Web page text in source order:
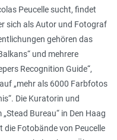
Peucelle sucht, findet
sich als Autor und Fotograf
gehören das
und mehrere
Recognition Guide“,
„mehr als 6000 Farbfotos
“. Die Kuratorin und
Bureau“ in Den Haag
die Fotobände von Peucelle